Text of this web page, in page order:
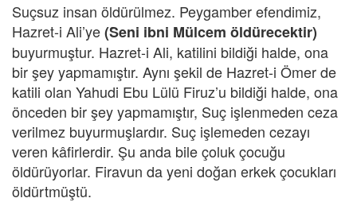
Suçsuz insan öldürülmez. Peygamber efendimiz,
Hazret-i Ali’ye(Seni ibni Mülcem öldürecektir)
buyurmuştur. Hazret-i Ali, katilini bildiği halde, ona
bir şey yapmamıştır. Aynı şekil de Hazret-i Ömer de
katili olan Yahudi Ebu Lülü Firuz’u bildiği halde, ona
önceden bir şey yapmamıştır, Suç işlenmeden ceza
verilmez buyurmuşlardır. Suç işlemeden cezayı
veren kâfirlerdir. Şu anda bile çoluk çocuğu
öldürüyorlar. Firavun da yeni doğan erkek çocukları
öldürtmüştü.